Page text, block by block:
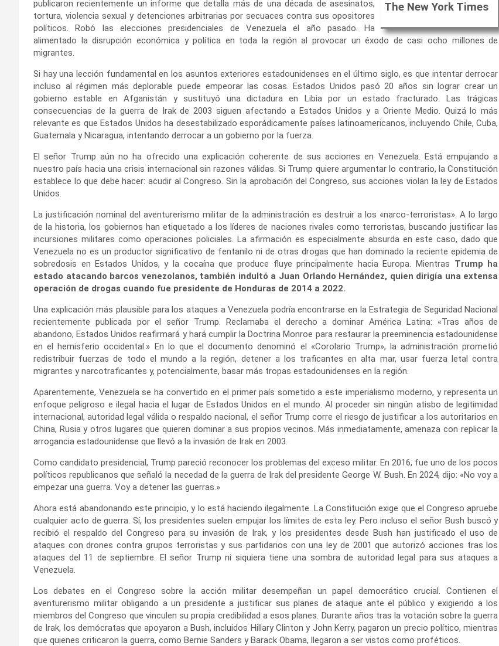
The New York Times
publicaron recientemente un informe que detalla más de una década de asesinatos,
tortura, violencia sexual y detenciones arbitrarias por secuaces contra sus opositores
políticos. Robó las elecciones presidenciales de Venezuela el año pasado. Ha
alimentado la disrupción económica y política en toda la región al provocar un éxodo de casi ocho millones de
migrantes.
Si hay una lección fundamental en los asuntos exteriores estadounidenses en el último siglo, es que intentar derrocar
incluso al régimen más deplorable puede empeorar las cosas. Estados Unidos pasó 20 años sin lograr crear un
gobierno estable en Afganistán y sustituyó una dictadura en Libia por un estado fracturado. Las trágicas
consecuencias de la guerra de Irak de 2003 siguen afectando a Estados Unidos y a Oriente Medio. Quizá lo más
relevante es que Estados Unidos ha desestabilizado esporádicamente países latinoamericanos, incluyendo Chile, Cuba,
Guatemala y Nicaragua, intentando derrocar a un gobierno por la fuerza.
El señor Trump aún no ha ofrecido una explicación coherente de sus acciones en Venezuela. Está empujando a
nuestro país hacia una crisis internacional sin razones válidas. Si Trump quiere argumentar lo contrario, la Constitución
establece lo que debe hacer: acudir al Congreso. Sin la aprobación del Congreso, sus acciones violan la ley de Estados
Unidos.
La justificación nominal del aventurerismo militar de la administración es destruir a los «narco-terroristas». A lo largo
de la historia, los gobiernos han etiquetado a los líderes de naciones rivales como terroristas, buscando justificar las
incursiones militares como operaciones policiales. La afirmación es especialmente absurda en este caso, dado que
Venezuela no es un productor significativo de fentanilo ni de otras drogas que han dominado la reciente epidemia de
sobredosis en Estados Unidos, y la cocaína que produce fluye principalmente hacia Europa. Mientras Trump ha
estado atacando barcos venezolanos, también indultó a Juan Orlando Hernández, quien dirigía una extensa
operación de drogas cuando fue presidente de Honduras de 2014 a 2022.
Una explicación más plausible para los ataques a Venezuela podría encontrarse en la Estrategia de Seguridad Nacional
recientemente publicada por el señor Trump. Reclamaba el derecho a dominar América Latina: «Tras años de
abandono, Estados Unidos reafirmará y hará cumplir la Doctrina Monroe para restaurar la preeminencia estadounidense
en el hemisferio occidental.» En lo que el documento denominó el «Corolario Trump», la administración prometió
redistribuir fuerzas de todo el mundo a la región, detener a los traficantes en alta mar, usar fuerza letal contra
migrantes y narcotraficantes y, potencialmente, basar más tropas estadounidenses en la región.
Aparentemente, Venezuela se ha convertido en el primer país sometido a este imperialismo moderno, y representa un
enfoque peligroso e ilegal hacia el lugar de Estados Unidos en el mundo. Al proceder sin ningún atisbo de legitimidad
internacional, autoridad legal válida o respaldo nacional, el señor Trump corre el riesgo de justificar a los autoritarios en
China, Rusia y otros lugares que quieren dominar a sus propios vecinos. Más inmediatamente, amenaza con replicar la
arrogancia estadounidense que llevó a la invasión de Irak en 2003.
Como candidato presidencial, Trump pareció reconocer los problemas del exceso militar. En 2016, fue uno de los pocos
políticos republicanos que señaló la necedad de la guerra de Irak del presidente George W. Bush. En 2024, dijo: «No voy a
empezar una guerra. Voy a detener las guerras.»
Ahora está abandonando este principio, y lo está haciendo ilegalmente. La Constitución exige que el Congreso apruebe
cualquier acto de guerra. Sí, los presidentes suelen empujar los límites de esta ley. Pero incluso el señor Bush buscó y
recibió el respaldo del Congreso para su invasión de Irak, y los presidentes desde Bush han justificado el uso de
ataques con drones contra grupos terroristas y sus partidarios con una ley de 2001 que autorizó acciones tras los
ataques del 11 de septiembre. El señor Trump ni siquiera tiene una sombra de autoridad legal para sus ataques a
Venezuela.
Los debates en el Congreso sobre la acción militar desempeñan un papel democrático crucial. Contienen el
aventurerismo militar obligando a un presidente a justificar sus planes de ataque ante el público y exigiendo a los
miembros del Congreso que vinculen su propia credibilidad a esos planes. Durante años tras la votación sobre la guerra
de Irak, los demócratas que apoyaron a Bush, incluidos Hillary Clinton y John Kerry, pagaron un precio político, mientras
que quienes criticaron la guerra, como Bernie Sanders y Barack Obama, llegaron a ser vistos como proféticos.